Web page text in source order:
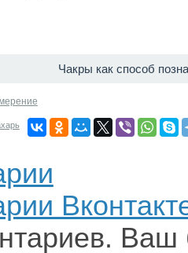
Чакры как способ
Ваш